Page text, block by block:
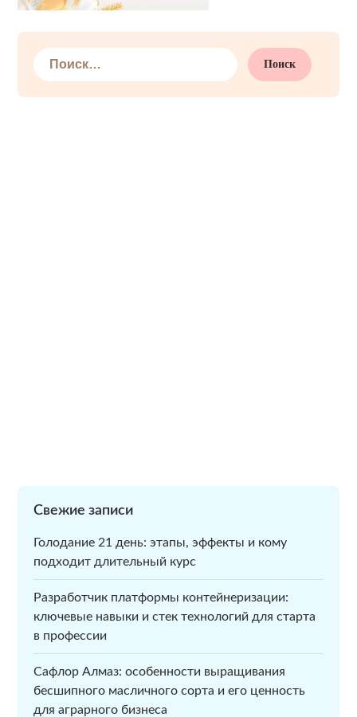
Найти:
Свежие записи
Голодание 21 день: этапы, эффекты и кому
подходит длительный курс
Разработчик платформы контейнеризации:
ключевые навыки и стек технологий для старта
в профессии
Сафлор Алмаз: особенности выращивания
бесшипного масличного сорта и его ценность
для аграрного бизнеса